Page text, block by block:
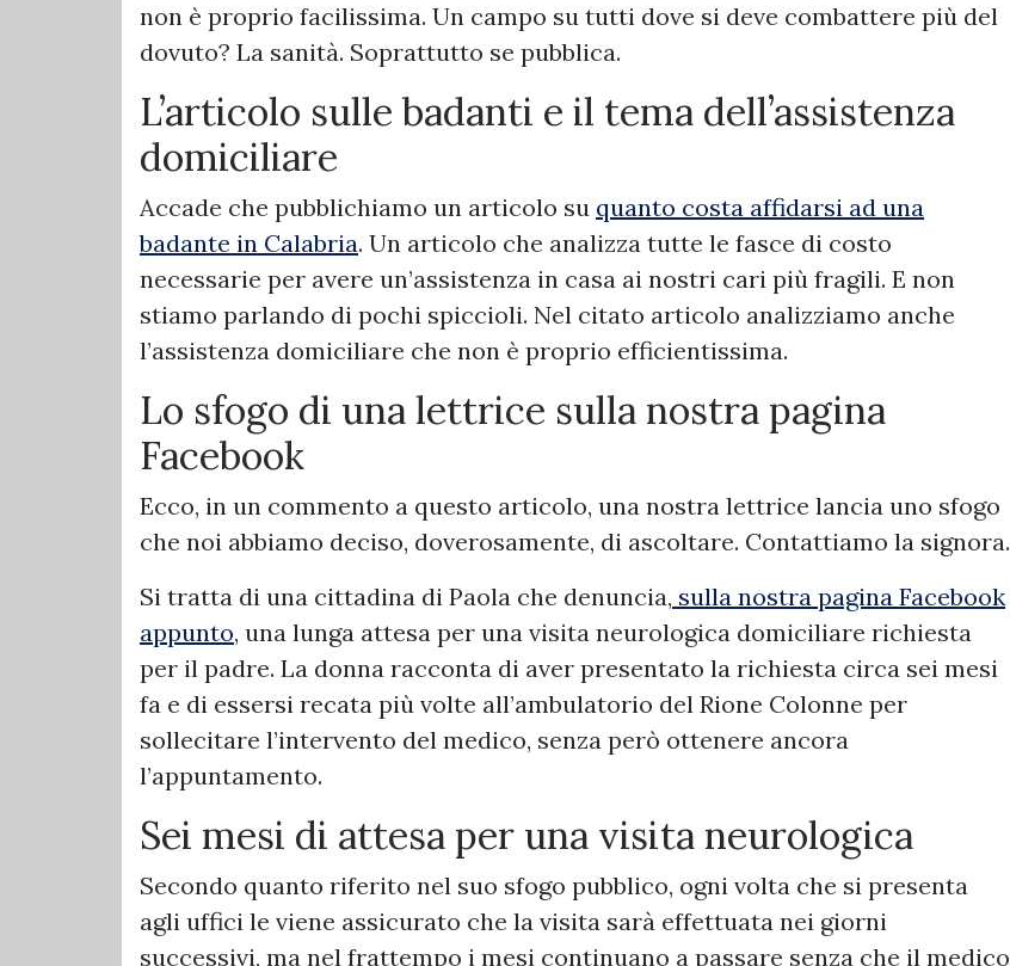
non è proprio facilissima. Un campo su tutti dove si deve combattere più del
dovuto? La sanità. Soprattutto se pubblica.
L’articolo sulle badanti e il tema dell’assistenza
domiciliare
Accade che pubblichiamo un articolo su quanto costa affidarsi ad una
badante in Calabria. Un articolo che analizza tutte le fasce di costo
necessarie per avere un’assistenza in casa ai nostri cari più fragili. E non
stiamo parlando di pochi spiccioli. Nel citato articolo analizziamo anche
l’assistenza domiciliare che non è proprio efficientissima.
Lo sfogo di una lettrice sulla nostra pagina
Facebook
Ecco, in un commento a questo articolo, una nostra lettrice lancia uno sfogo
che noi abbiamo deciso, doverosamente, di ascoltare. Contattiamo la signora.
Si tratta di una cittadina di Paola che denuncia, sulla nostra pagina Facebook
appunto, una lunga attesa per una visita neurologica domiciliare richiesta
per il padre. La donna racconta di aver presentato la richiesta circa sei mesi
fa e di essersi recata più volte all’ambulatorio del Rione Colonne per
sollecitare l’intervento del medico, senza però ottenere ancora
l’appuntamento.
Sei mesi di attesa per una visita neurologica
Secondo quanto riferito nel suo sfogo pubblico, ogni volta che si presenta
agli uffici le viene assicurato che la visita sarà effettuata nei giorni
successivi, ma nel frattempo i mesi continuano a passare senza che il medico